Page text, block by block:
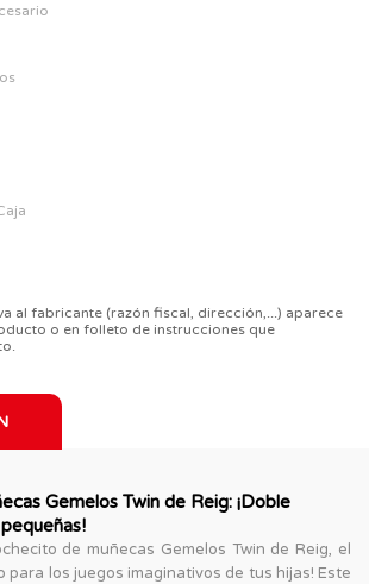
al fabricante (razón fiscal, dirección,...) aparece
o en folleto de instrucciones que
Gemelos Twin de Reig: ¡Doble
de muñecas Gemelos Twin de Reig, el
para los juegos imaginativos de tus hijas! Este